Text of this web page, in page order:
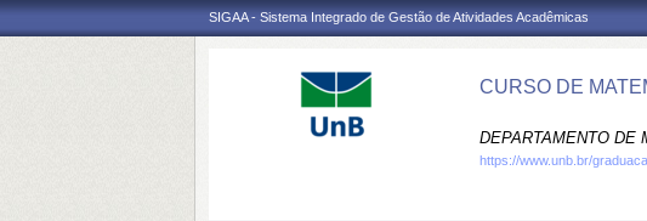
SIGAA - Sistema Integrado de Gestão de Atividades Acadêmicas
CURSO DE
DEPARTAMENTO DE
https://www.unb.br/